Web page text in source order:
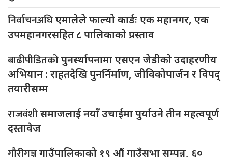
निर्वाचनअघिएमालेले फाल्यो कार्डः एक महानगर, एक
उपमहानगरसहित ८ पालिकाको प्रस्ताव
बाढीपीडितकोपुनर्स्थापनामा एसएन जेडीको उदाहरणीय
अभियान : राहतदेखि पुनर्निर्माण, जीविकोपार्जन र विपद्
तयारीसम्म
राजवंशीसमाजलाई नयाँ उचाईमा पुर्याउने तीन महत्वपूर्ण
दस्तावेज
गाउँपालिकाको १९ औं गाउँसभा सम्पन्न, ६०